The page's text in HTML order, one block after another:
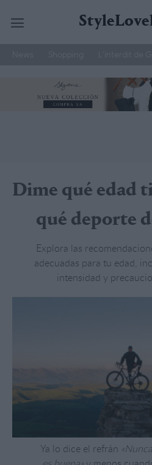
contenido
Belleza
Dime qué edad
qué deporte
Explora las
adecuadas para tu edad,
intensidad y
Ya lo dice el refrán